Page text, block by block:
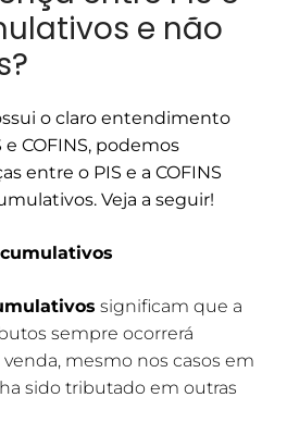
e não
o claro entendimento
COFINS, podemos
entre o PIS e a COFINS
Veja a seguir!
cumulativos
significam que a
sempre ocorrerá
mesmo nos casos em
sido tributado em outras